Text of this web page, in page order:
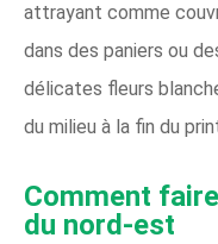
attrayant comme
dans des paniers ou
délicates fleurs
du milieu à la fin du
Comment
du nord-est